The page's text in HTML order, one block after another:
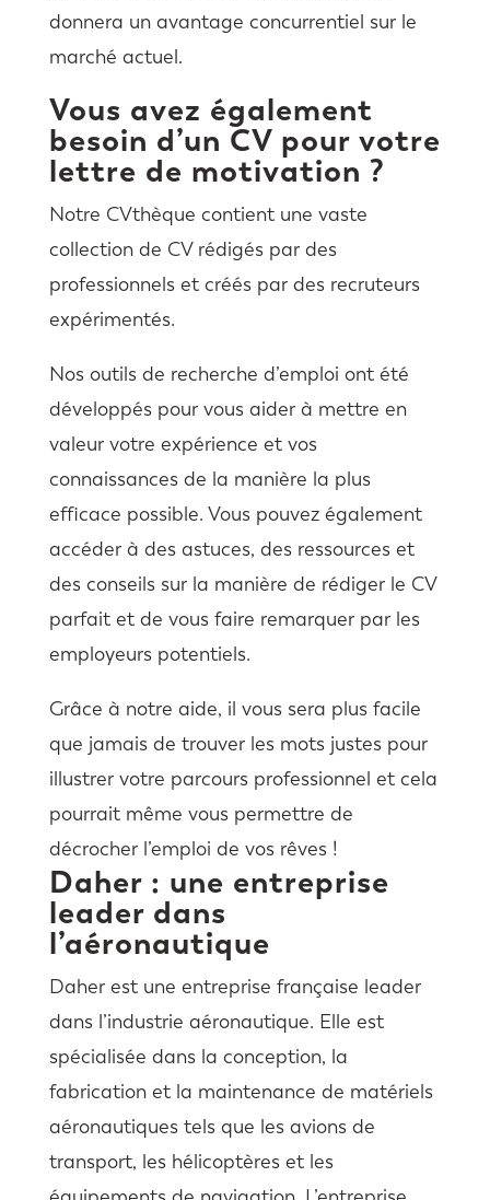
donnera un avantage concurrentiel sur le
marché actuel.
Vous avez également
besoin d’un CV pour votre
lettre de motivation ?
Notre CVthèque contient une vaste
collection de CV rédigés par des
professionnels et créés par des recruteurs
expérimentés.
Nos outils de recherche d’emploi ont été
développés pour vous aider à mettre en
valeur votre expérience et vos
connaissances de la manière la plus
efficace possible. Vous pouvez également
accéder à des astuces, des ressources et
des conseils sur la manière de rédiger le CV
parfait et de vous faire remarquer par les
employeurs potentiels.
Grâce à notre aide, il vous sera plus facile
que jamais de trouver les mots justes pour
illustrer votre parcours professionnel et cela
pourrait même vous permettre de
décrocher l’emploi de vos rêves !
Daher : une entreprise
leader dans
l’aéronautique
Daher est une entreprise française leader
dans l’industrie aéronautique. Elle est
spécialisée dans la conception, la
fabrication et la maintenance de matériels
aéronautiques tels que les avions de
transport, les hélicoptères et les